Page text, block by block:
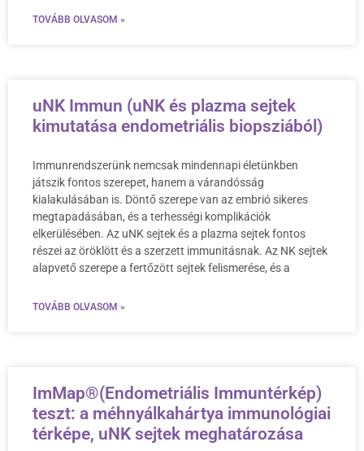
TOVÁBB OLVASOM »
uNK Immun (uNK és plazma sejtek
kimutatása endometriális biopsziából)
Immunrendszerünk nemcsak mindennapi életünkben
játszik fontos szerepet, hanem a várandósság
kialakulásában is. Döntő szerepe van az embrió sikeres
megtapadásában, és a terhességi komplikációk
elkerülésében. Az uNK sejtek és a plazma sejtek fontos
részei az öröklött és a szerzett immunitásnak. Az NK sejtek
alapvető szerepe a fertőzött sejtek felismerése, és a
TOVÁBB OLVASOM »
ImMap®(Endometriális Immuntérkép)
teszt: a méhnyálkahártya immunológiai
térképe, uNK sejtek meghatározása